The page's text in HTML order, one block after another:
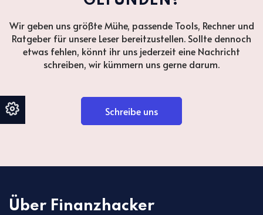
Wir geben uns größte Mühe, passende Tools, Rechner und
Ratgeber für unsere Leser bereitzustellen. Sollte dennoch
etwas fehlen, könnt ihr uns jederzeit eine Nachricht
schreiben, wir kümmern uns gerne darum.
Schreibe uns
Über Finanzhacker